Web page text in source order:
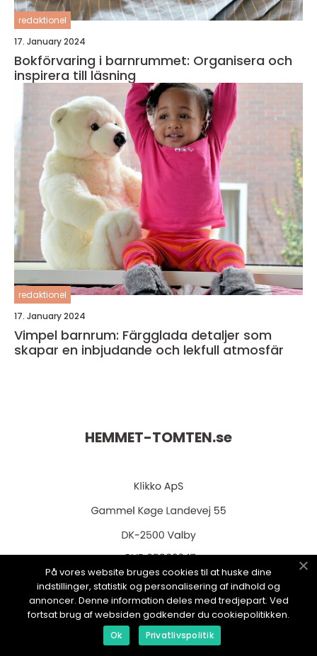
redaktionel
17. January 2024
Bokförvaring i barnrummet: Organisera och
inspirera till läsning
redaktionel
17. January 2024
Vimpel barnrum: Färgglada detaljer som
skapar en inbjudande och lekfull atmosfär
HEMMET-TOMTEN.se
web:www.klikko.dk
Menu
På vores website bruges cookies til at huske dine
indstillinger, statistik og personalisering af indhold og
annoncer. Denne information deles med tredjepart. Ved
fortsat brug af websiden godkender du cookiepolitikken.
Ok Privatlivspolitik